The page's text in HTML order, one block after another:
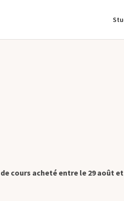
cours acheté entre le 29 août